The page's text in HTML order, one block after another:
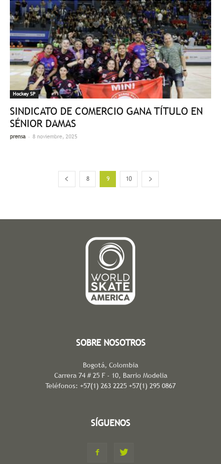
Hockey SP
SINDICATO DE COMERCIO GANA TÍTULO EN
SÉNIOR DAMAS
prensa - 8 noviembre, 2025
8 9 10
SOBRE NOSOTROS
Bogotá, Colombia
Carrera 74 # 25 F - 10, Barrio Modelia
Teléfonos: +57(1) 263 2225 +57(1) 295 0867
SÍGUENOS